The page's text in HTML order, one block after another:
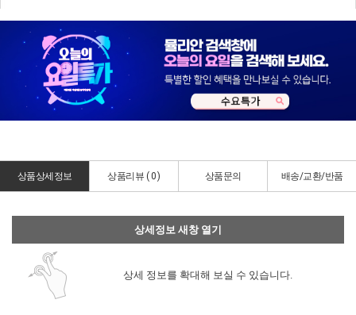
상품상세정보 상품리뷰 (0) 상품문의 배송/교환/반품
상세정보 새창 열기
상세 정보를 확대해 보실 수 있습니다.